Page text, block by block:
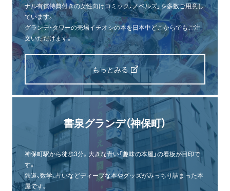
ナル有償特典付きの女性向けコミック、ノベルズ」を多数ご用意し
ています。
グランデ・タワーの売場イチオシの本を日本中どこからでもご注
文いただけます。
もっとみる
書泉グランデ（神保町）
神保町駅から徒歩3分。大きな青い「趣味の本屋」の看板が目印で
す。
鉄道、数学、占いなどディープな本やグッズがみっちり詰まった本
屋です。